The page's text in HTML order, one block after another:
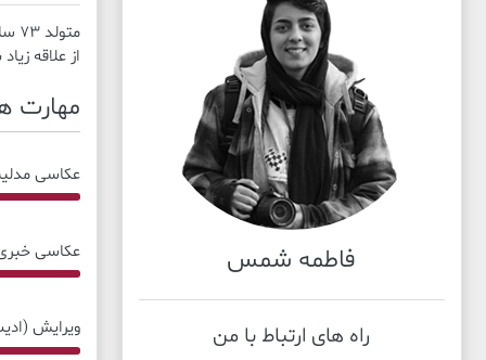
فاطمه شمس
راه های ارتباط با من
متولد 73 ساکن تهران. کم و بیش فوتسال بازی میکنم.
از علاقه
مهارت
عکاسی
30% Complete
عکاسی
50% Complete
ویرایش
30% Complete